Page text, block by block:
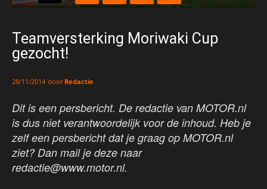
Teamversterking Moriwaki Cup
gezocht!
28/11/2014 door Redactie
Dit is een persbericht. De redactie van MOTOR.nl
is dus niet verantwoordelijk voor de inhoud. Heb je
zelf een persbericht dat je graag op MOTOR.nl
ziet? Dan mail je deze naar
redactie@www.motor.nl.